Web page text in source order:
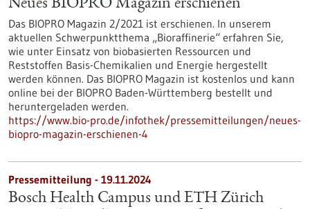
Neues BIOPRO Magazin erschienen
Das BIOPRO Magazin 2/2021 ist erschienen. In unserem
aktuellen Schwerpunktthema „Bioraffinerie“ erfahren Sie,
wie unter Einsatz von biobasierten Ressourcen und
Reststoffen Basis-Chemikalien und Energie hergestellt
werden können. Das BIOPRO Magazin ist kostenlos und kann
online bei der BIOPRO Baden-Württemberg bestellt und
heruntergeladen werden.
https://www.bio-pro.de/infothek/pressemitteilungen/neues-
biopro-magazin-erschienen-4
Pressemitteilung - 19.11.2024
Bosch Health Campus und ETH Zürich